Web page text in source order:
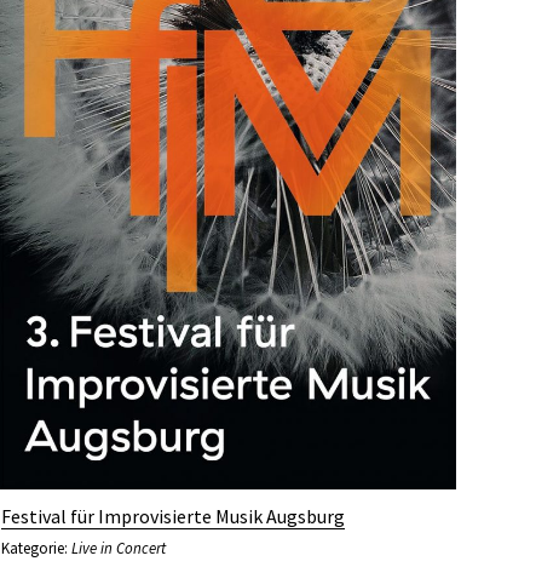
Festival für Improvisierte Musik Augsburg
Kategorie: Live in Concert